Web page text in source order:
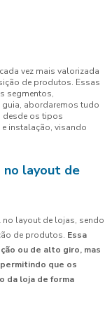
vez mais valorizada
de produtos. Essas
segmentos,
abordaremos tudo
desde os tipos
instalação, visando
layout de
layout de lojas, sendo
de produtos. Essa
ou de alto giro, mas
que os
da loja de forma